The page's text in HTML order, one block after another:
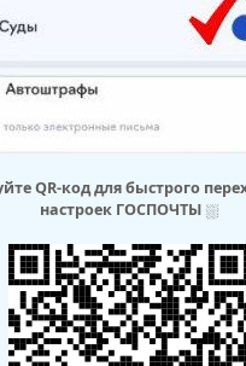
QR-код для быстрого
настроек ГОСПОЧТЫ⛆